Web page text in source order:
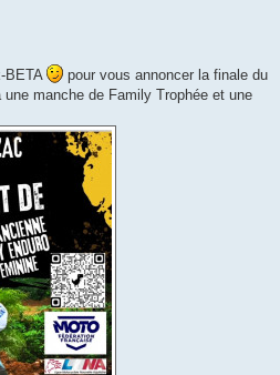
BETA
pour vous annoncer la finale du
manche de Family Trophée et une